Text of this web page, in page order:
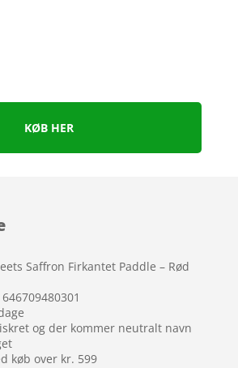
KØB HER
Saffron Firkantet Paddle – Rød
og der kommer neutralt navn
køb over kr. 599